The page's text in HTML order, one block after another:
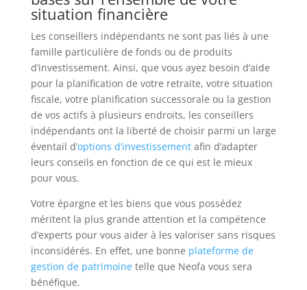
situation financière
Les conseillers indépendants ne sont pas liés à une
famille particulière de fonds ou de produits
d’investissement. Ainsi, que vous ayez besoin d’aide
pour la planification de votre retraite, votre situation
fiscale, votre planification successorale ou la gestion
de vos actifs à plusieurs endroits, les conseillers
indépendants ont la liberté de choisir parmi un large
éventail d’options d’investissementafin d’adapter
leurs conseils en fonction de ce qui est le mieux
pour vous.
Votre épargne et les biens que vous possédez
méritent la plus grande attention et la compétence
d’experts pour vous aider à les valoriser sans risques
inconsidérés. En effet, une bonne plateforme de
gestion de patrimoinetelle que Neofa vous sera
bénéfique.